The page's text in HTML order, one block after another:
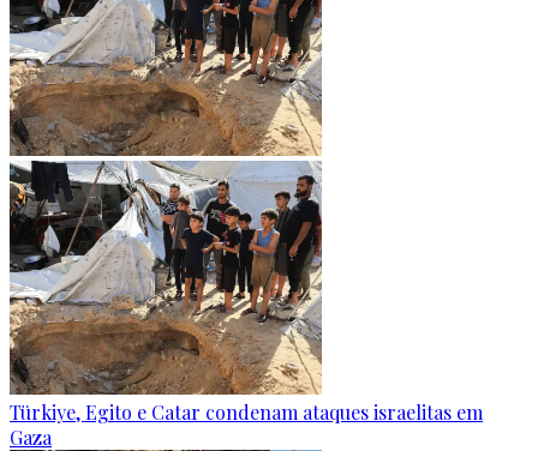
Türkiye, Egito e Catar condenam ataques israelitas em
Gaza